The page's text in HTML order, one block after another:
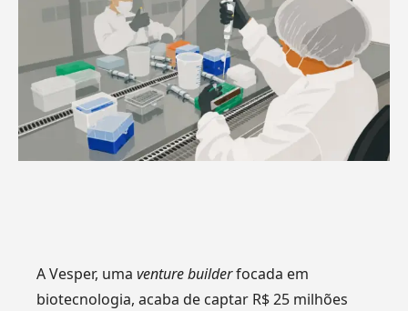
A Vesper, umaventure builderfocada em
biotecnologia, acaba de captar R$ 25 milhões